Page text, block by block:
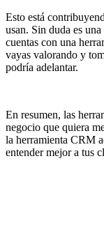
Esto está
usan. Sin duda es
cuentas con una
vayas valorando y
podría adelantar.
En resumen, las
negocio que quiera
la herramienta CRM
entender mejor a tus